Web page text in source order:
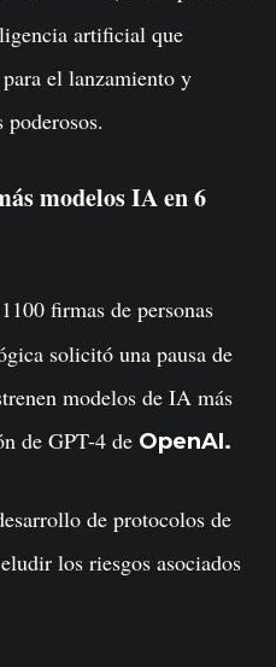
artificial que
el lanzamiento y
modelos IA en 6
firmas de personas
solicitó una pausa de
modelos de IA más
de GPT-4 de OpenAI.
de protocolos de
los riesgos asociados